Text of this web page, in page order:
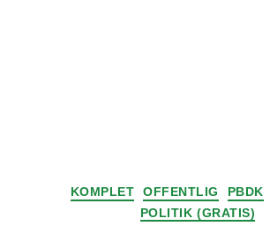
Kategorier
KOMPLET OFFENTLIG PBDK
POLITIK (GRATIS)